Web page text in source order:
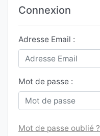
Connexion
Adresse Email :
Mot de passe :
Mot de passe oublié ?